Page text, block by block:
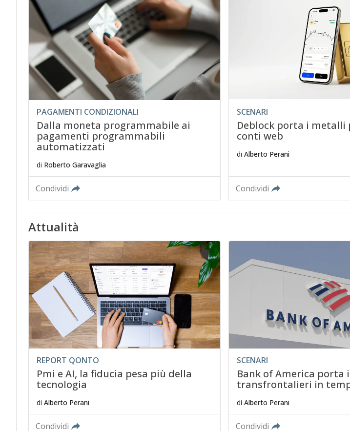
PAGAMENTI CONDIZIONALI
Dalla moneta programmabile ai
pagamenti programmabili
automatizzati
di Roberto Garavaglia
Condividi
SCENARI
Deblock porta i metalli
conti web
di Alberto Perani
Condividi
Attualità
REPORT QONTO
Pmi e AI, la fiducia pesa più della
tecnologia
di Alberto Perani
Condividi
SCENARI
Bank of America porta
transfrontalieri in
di Alberto Perani
Condividi